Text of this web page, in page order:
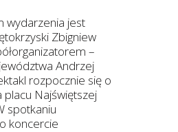
wydarzenia jest
Zbigniew
–
Andrzej
rozpocznie się o
placu Najświętszej
spotkaniu
koncercie